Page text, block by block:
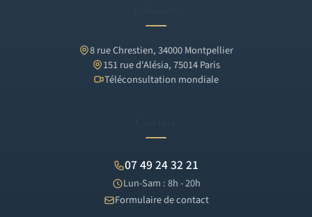
8 rue Chrestien, 34000 Montpellier
151 rue d'Alésia, 75014 Paris
Téléconsultation mondiale
07 49 24 32 21
Lun-Sam : 8h - 20h
Formulaire de contact